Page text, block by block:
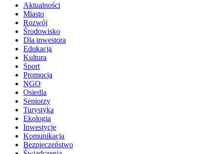
Aktualności
Miasto
Rozwój
Środowisko
Dla inwestora
Edukacja
Kultura
Sport
Promocja
NGO
Osiedla
Seniorzy
Turystyka
Ekologia
Inwestycje
Komunikacja
Bezpieczeństwo